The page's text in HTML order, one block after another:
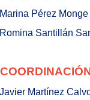
Marina Pérez
Romina Santillán
Javier Martínez